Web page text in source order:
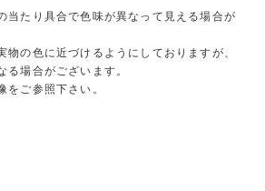
当たり具合で色味が異なって見える場合が
物の色に近づけるようにしておりますが、
る場合がございます。
をご参照下さい。